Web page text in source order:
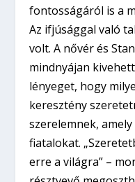
fontosságáról is a
Az ifjúsággal való
volt. A nővér és
mindnyájan
lényeget, hogy
keresztény
szerelemnek,
fiatalokat.
erre a világra” –